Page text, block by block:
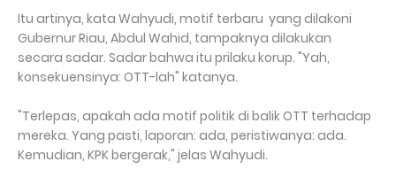
Itu artinya, kata Wahyudi, motif terbaru yang dilakoni
Gubernur Riau, Abdul Wahid, tampaknya dilakukan
secara sadar. Sadar bahwa itu prilaku korup. "Yah,
konsekuensinya: OTT-lah" katanya.
"Terlepas, apakah ada motif politik di balik OTT terhadap
mereka. Yang pasti, laporan: ada, peristiwanya: ada.
Kemudian, KPK bergerak," jelas Wahyudi.